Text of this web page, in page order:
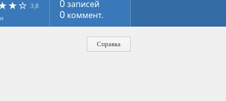
3,8
0 записей
0 коммент.
Справка